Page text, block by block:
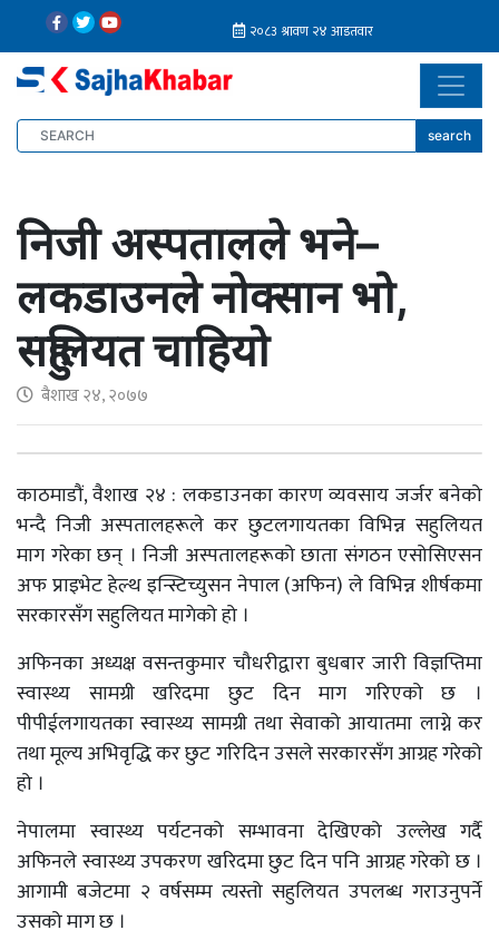
search
निजी अस्पतालले भने–
लकडाउनले नोक्सान भो,
सहुलियत चाहियो
बैशाख २४, २०७७
काठमाडौं, वैशाख २४ : लकडाउनका कारण व्यवसाय जर्जर बनेको
भन्दै निजी अस्पतालहरूले कर छुटलगायतका विभिन्न सहुलियत
माग गरेका छन् । निजी अस्पतालहरूको छाता संगठन एसोसिएसन
अफ प्राइभेट हेल्थ इन्स्टिच्युसन नेपाल (अफिन) ले विभिन्न शीर्षकमा
सरकारसँग सहुलियत मागेको हो ।
अफिनका अध्यक्ष वसन्तकुमार चौधरीद्वारा बुधबार जारी विज्ञप्तिमा
स्वास्थ्य सामग्री खरिदमा छुट दिन माग गरिएको छ ।
पीपीईलगायतका स्वास्थ्य सामग्री तथा सेवाको आयातमा लाग्ने कर
तथा मूल्य अभिवृद्धि कर छुट गरिदिन उसले सरकारसँग आग्रह गरेको
हो ।
नेपालमा स्वास्थ्य पर्यटनको सम्भावना देखिएको उल्लेख गर्दै
अफिनले स्वास्थ्य उपकरण खरिदमा छुट दिन पनि आग्रह गरेको छ ।
आगामी बजेटमा २ वर्षसम्म त्यस्तो सहुलियत उपलब्ध गराउनुपर्ने
उसको माग छ ।